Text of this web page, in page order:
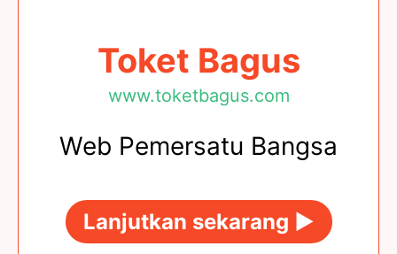
Toket Bagus
www.toketbagus.com
Web Pemersatu Bangsa
Lanjutkan sekarang ►